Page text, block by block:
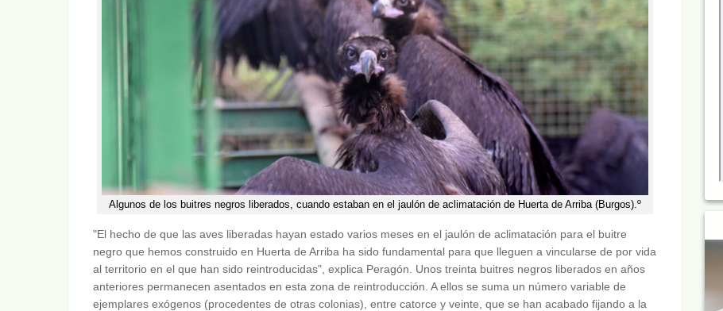
Algunos de los buitres negros liberados, cuando estaban en el jaulón de aclimatación de Huerta de Arriba (Burgos).º
"El hecho de que las aves liberadas hayan estado varios meses en el jaulón de aclimatación para el buitre
negro que hemos construido en Huerta de Arriba ha sido fundamental para que lleguen a vincularse de por vida
al territorio en el que han sido reintroducidas", explica Peragón. Unos treinta buitres negros liberados en años
anteriores permanecen asentados en esta zona de reintroducción. A ellos se suma un número variable de
ejemplares exógenos (procedentes de otras colonias), entre catorce y veinte, que se han acabado fijando a la